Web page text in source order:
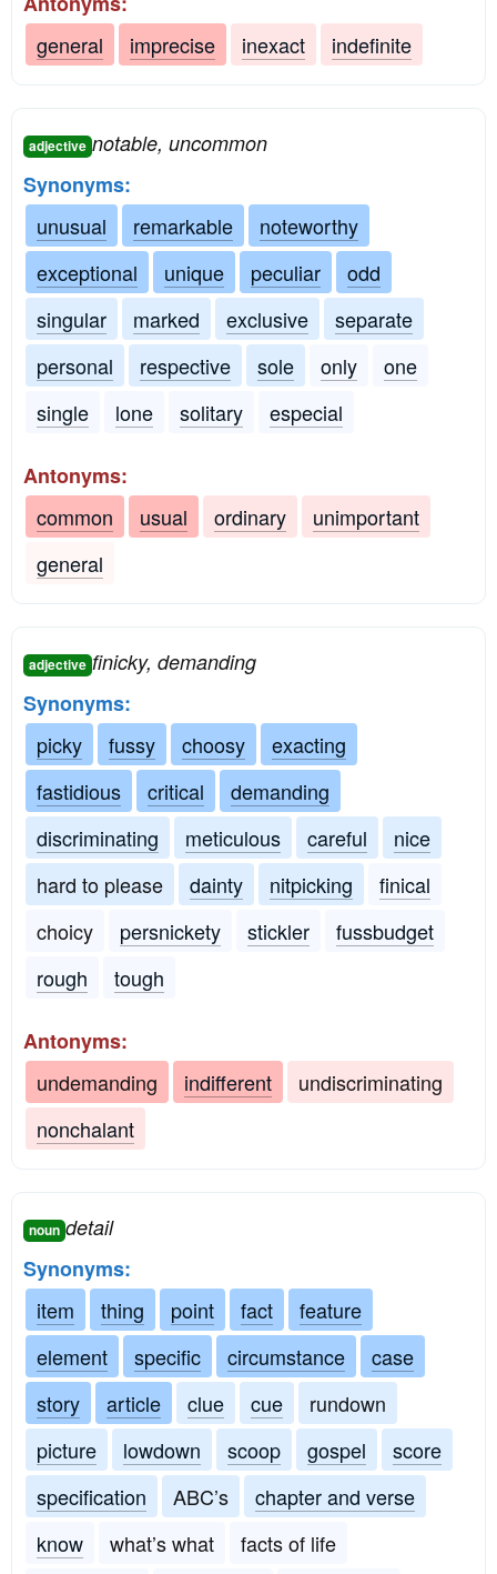
general
imprecise inexact indefinite
adjective notable, uncommon
Synonyms:
unusual
remarkable
noteworthy
exceptional
unique peculiar
odd
singular
marked exclusive
separate
personal
respective sole only
one
single
lone solitary especial
Antonyms:
common
usual ordinary
unimportant
general
adjective finicky, demanding
Synonyms:
picky
fussy choosy
exacting
fastidious
critical
demanding
discriminating
meticulous careful
nice
hard to please
dainty nitpicking
finical
choicy
persnickety stickler
fussbudget
rough
tough
Antonyms:
undemanding
indifferent
undiscriminating
nonchalant
noun detail
Synonyms:
item
thing point fact
feature
element
specific circumstance
case
story
article clue cue
rundown
picture
lowdown scoop gospel
score
specification
ABC’s
chapter and verse
know
what’s what
facts of life